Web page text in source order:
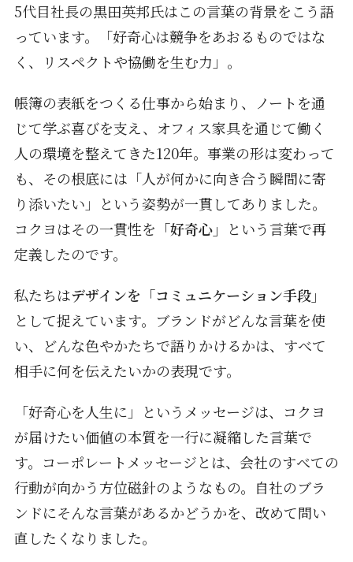
5代目社長の黒田英邦氏はこの言葉の背景をこう語
っています。「好奇心は競争をあおるものではな
く、リスペクトや協働を生む力」。
帳簿の表紙をつくる仕事から始まり、ノートを通
じて学ぶ喜びを支え、オフィス家具を通じて働く
人の環境を整えてきた120年。事業の形は変わって
も、その根底には「人が何かに向き合う瞬間に寄
り添いたい」という姿勢が一貫してありました。
コクヨはその一貫性を 「好奇心」
という言葉で再
定義したのです。
私たちはデザインを「コミュニケーション手段」
として捉えています。ブランドがどんな言葉を使
い、どんな色やかたちで語りかけるかは、すべて
相手に何を伝えたいかの表現です。
「好奇心を人生に」というメッセージは、コクヨ
が届けたい価値の本質を一行に凝縮した言葉で
す。コーポレートメッセージとは、会社のすべての
行動が向かう方位磁針のようなもの。自社のブラ
ンドにそんな言葉があるかどうかを、改めて問い
直したくなりました。